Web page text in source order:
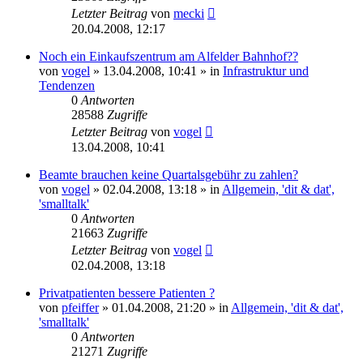
Letzter Beitrag von mecki
20.04.2008, 12:17
Noch ein Einkaufszentrum am Alfelder Bahnhof??
von vogel » 13.04.2008, 10:41 » in Infrastruktur und
Tendenzen
0 Antworten
28588 Zugriffe
Letzter Beitrag von vogel
13.04.2008, 10:41
Beamte brauchen keine Quartalsgebühr zu zahlen?
von vogel » 02.04.2008, 13:18 » in Allgemein, 'dit & dat',
'smalltalk'
0 Antworten
21663 Zugriffe
Letzter Beitrag von vogel
02.04.2008, 13:18
Privatpatienten bessere Patienten ?
von pfeiffer» 01.04.2008, 21:20 » in Allgemein, 'dit & dat',
'smalltalk'
0 Antworten
21271 Zugriffe